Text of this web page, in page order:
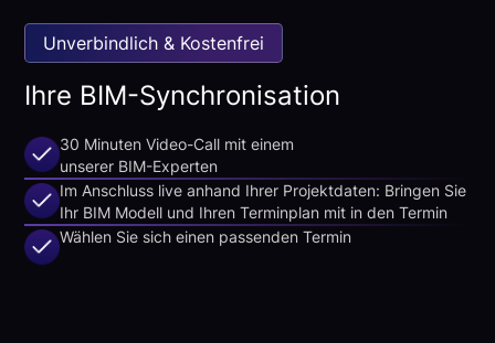
Unverbindlich & Kostenfrei
Ihre BIM-Synchronisation
30 Minuten Video-Call mit einem
unserer BIM-Experten
Im Anschluss live anhand Ihrer Projektdaten: Bringen Sie
Ihr BIM Modell und Ihren Terminplan mit in den Termin
Wählen Sie sich einen passenden Termin